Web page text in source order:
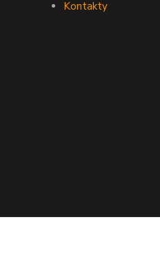
Kontakty